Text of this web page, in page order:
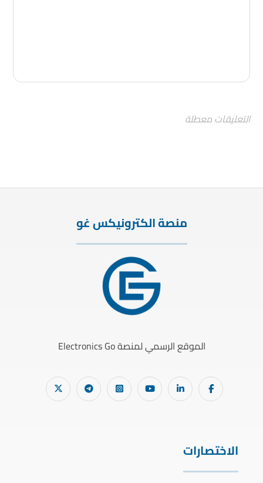
التعليقات معطلة
منصة الكترونيكس غو
الموقع الرسمي لمنصة Electronics Go
الاختصارات